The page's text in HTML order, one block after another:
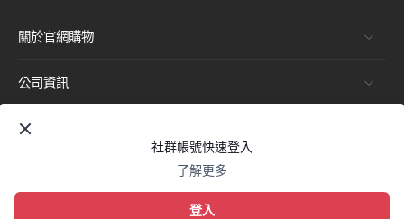
關於官網購物
公司資訊
Edx 艾迪客